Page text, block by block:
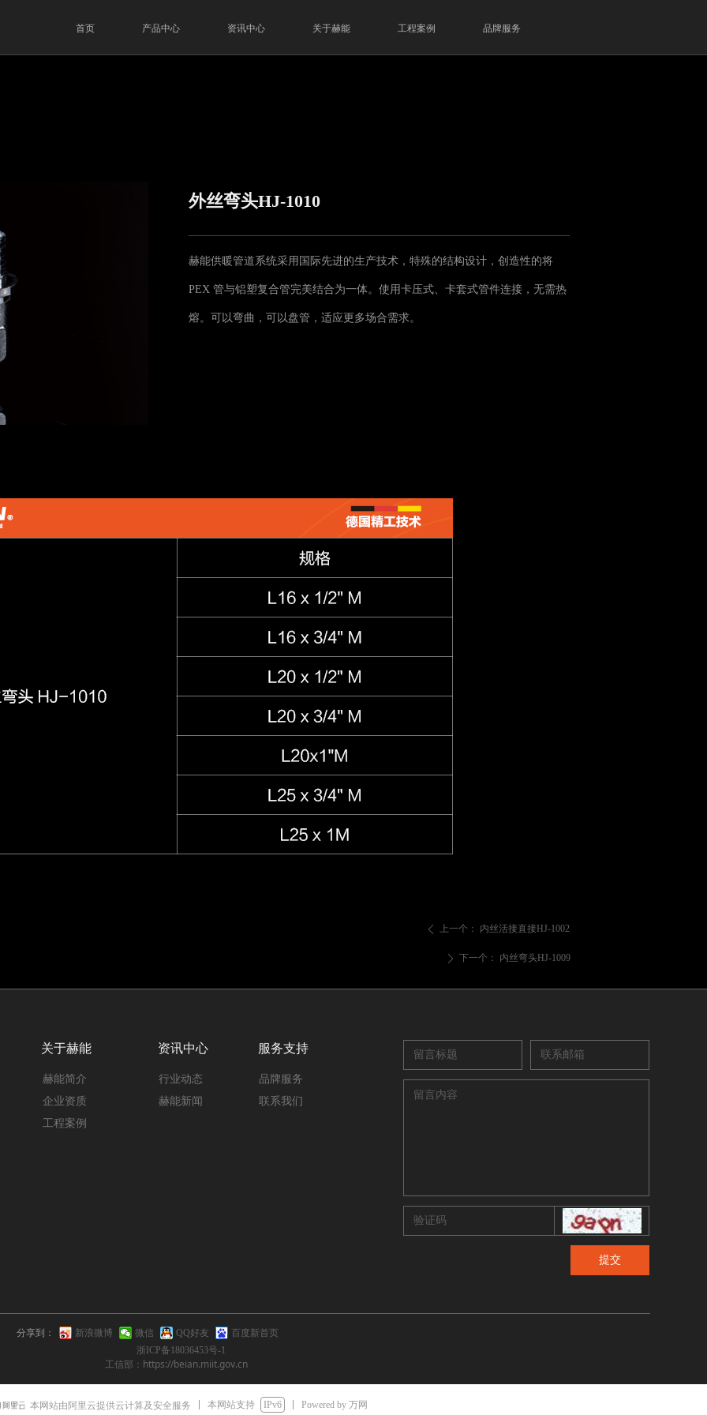
首页 产品中心 资讯中心 关于赫能 工程案例 品牌服务
外丝弯头HJ-1010
赫能供暖管道系统采用国际先进的生产技术，特殊的结构设计，创造性的将
PEX 管与铝塑复合管完美结合为一体。使用卡压式、卡套式管件连接，无需热
熔。可以弯曲，可以盘管，适应更多场合需求。
ꄴ 上一个： 内丝活接直接HJ-1002
ꄲ 下一个： 内丝弯头HJ-1009
浙ICP备18036453号-1
工信部：https://beian.miit.gov.cn
分享到： 新浪微博 微信 QQ好友 百度新首页
提交
关于赫能 资讯中心
赫能简介
企业资质
服务支持
行业动态
赫能新闻
品牌服务
联系我们
工程案例
本网站由阿里云提供云计算及安全服务 本网站支持 IPv6 Powered by 万网